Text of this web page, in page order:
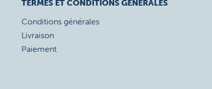
TERMES ET CONDITIONS GÉNÉRALES
Conditions générales
Livraison
Paiement